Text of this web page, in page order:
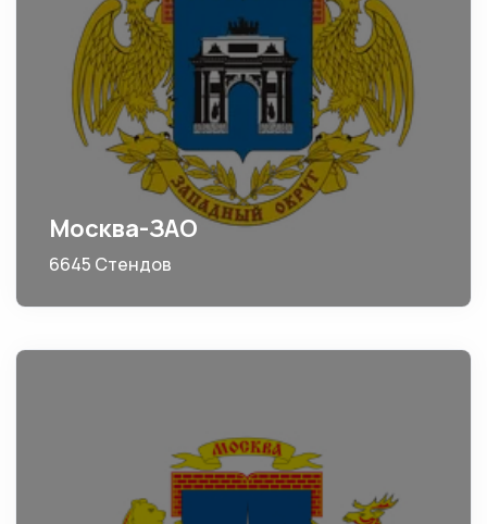
Москва-ЗАО
6645 Стендов